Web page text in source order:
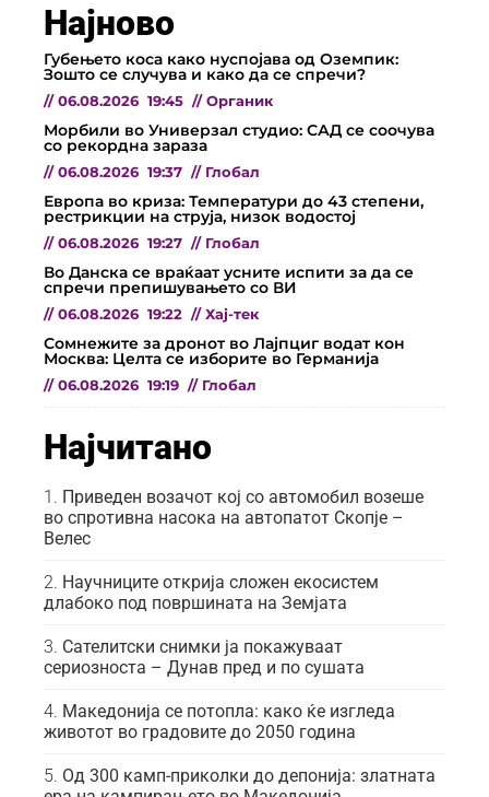
Најново
Губењето коса како нуспојава од Оземпик:
Зошто се случува и како да се спречи?
// 06.08.2026 19:45 // Органик
Морбили во Универзал студио: САД се соочува
со рекордна зараза
// 06.08.2026 19:37 // Глобал
Европа во криза: Температури до 43 степени,
рестрикции на струја, низок водостој
// 06.08.2026 19:27 // Глобал
Во Данска се враќаат усните испити за да се
спречи препишувањето со ВИ
// 06.08.2026 19:22 // Хај-тек
Сомнежите за дронот во Лајпциг водат кон
Москва: Целта се изборите во Германија
// 06.08.2026 19:19 // Глобал
Најчитано
Приведен возачот кој со автомобил возеше
во спротивна насока на автопатот Скопје –
Велес
Научниците открија сложен екосистем
длабоко под површината на Земјата
Сателитски снимки ја покажуваат
сериозноста – Дунав пред и по сушата
Македонија се потопла: како ќе изгледа
животот во градовите до 2050 година
Од 300 камп-приколки до депонија: златната